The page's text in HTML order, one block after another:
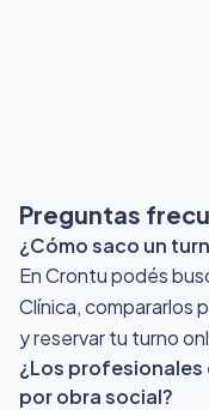
Preguntas
¿Cómo saco un
En Crontu podés
Clínica, compararlos
y reservar tu turno
¿Los profesionales
por obra social?